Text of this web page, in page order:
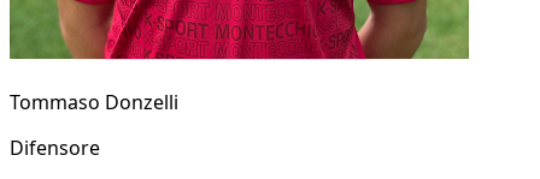
Tommaso Donzelli
Difensore